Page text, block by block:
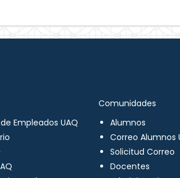
Empleados UAQ
Comunidades
Alumnos
Correo Alumnos
Solicitud Correo
Docentes